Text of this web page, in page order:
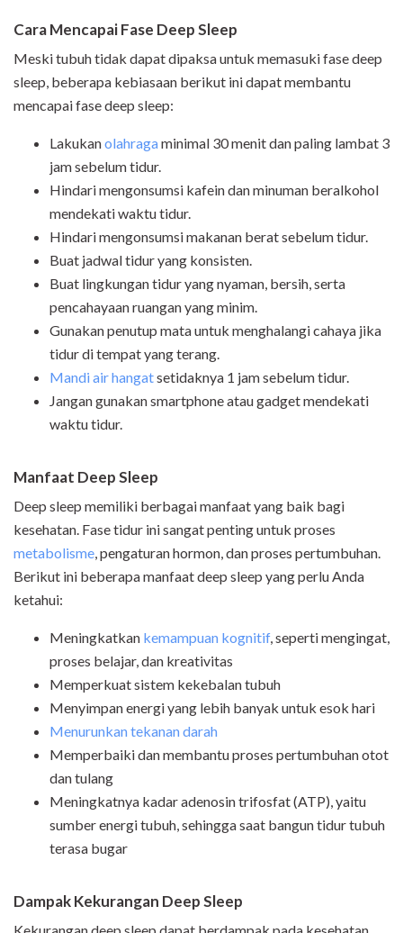
Cara Mencapai Fase Deep Sleep
Meski tubuh tidak dapat dipaksa untuk memasuki fasedeep
sleep, beberapa kebiasaan berikut ini dapat membantu
mencapai fase deep sleep:
Lakukanolahragaminimal 30 menit dan paling lambat 3
jam sebelum tidur.
Hindari mengonsumsi kafein dan minuman beralkohol
mendekati waktu tidur.
Hindari mengonsumsi makanan berat sebelum tidur.
Buat jadwal tidur yang konsisten.
Buat lingkungan tidur yang nyaman, bersih, serta
pencahayaan ruangan yang minim.
Gunakan penutup mata untuk menghalangi cahaya jika
tidur di tempat yang terang.
Mandi air hangatsetidaknya 1 jam sebelum tidur.
Jangan gunakan smartphone atau gadget mendekati
waktu tidur.
Manfaat Deep Sleep
Deep sleep memiliki berbagai manfaat yang baik bagi
kesehatan. Fase tidur ini sangat penting untuk proses
metabolisme, pengaturan hormon, dan proses pertumbuhan.
Berikut ini beberapa manfaat deep sleep yang perlu Anda
ketahui:
Meningkatkan kemampuan kognitif, seperti mengingat,
proses belajar, dan kreativitas
Memperkuat sistem kekebalan tubuh
Menyimpan energi yang lebih banyak untuk esok hari
Menurunkan tekanan darah
Memperbaiki dan membantu proses pertumbuhan otot
dan tulang
Meningkatnya kadar adenosin trifosfat (ATP), yaitu
sumber energi tubuh, sehingga saat bangun tidur tubuh
terasa bugar
Dampak Kekurangan Deep Sleep